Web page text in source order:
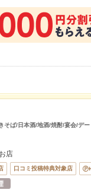
そば/日本酒/地酒/焼酎/宴会/デー
店
口コミ投稿特典対象店